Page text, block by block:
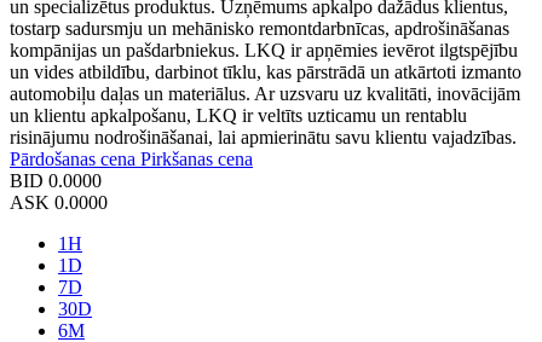
un specializētus produktus. Uzņēmums apkalpo dažādus klientus,
tostarp sadursmju un mehānisko remontdarbnīcas, apdrošināšanas
kompānijas un pašdarbniekus. LKQ ir apņēmies ievērot ilgtspējību
un vides atbildību, darbinot tīklu, kas pārstrādā un atkārtoti izmanto
automobiļu daļas un materiālus. Ar uzsvaru uz kvalitāti, inovācijām
un klientu apkalpošanu, LKQ ir veltīts uzticamu un rentablu
risinājumu nodrošināšanai, lai apmierinātu savu klientu vajadzības.
Pārdošanas cena Pirkšanas cena
BID 0.0000
ASK 0.0000
1H
1D
7D
30D
6M